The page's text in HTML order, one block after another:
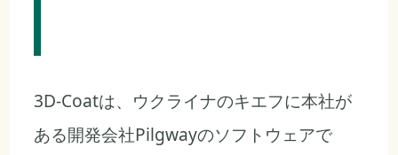
3D-Coatは、ウクライナのキエフに本社が
ある開発会社Pilgwayのソフトウェアで